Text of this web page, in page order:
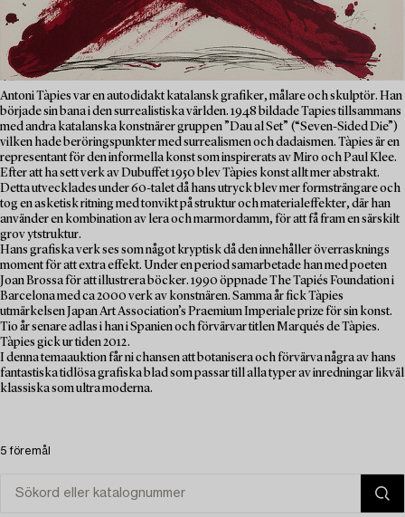
Antoni Tàpies var en autodidakt katalansk grafiker, målare och skulptör. Han
började sin bana i den surrealistiska världen. 1948 bildade Tapies tillsammans
med andra katalanska konstnärer gruppen ”Dau al Set” (“Seven-Sided Die”)
vilken hade beröringspunkter med surrealismen och dadaismen. Tàpies är en
representant för den informella konst som inspirerats av Miro och Paul Klee.
Efter att ha sett verk av Dubuffet 1950 blev Tàpies konst allt mer abstrakt.
Detta utvecklades under 60-talet då hans utryck blev mer formsträngare och
tog en asketisk ritning med tonvikt på struktur och materialeffekter, där han
använder en kombination av lera och marmordamm, för att få fram en särskilt
grov ytstruktur.
Hans grafiska verk ses som något kryptisk då den innehåller överrasknings
moment för att extra effekt. Under en period samarbetade han med poeten
Joan Brossa för att illustrera böcker. 1990 öppnade The Tapiés Foundation i
Barcelona med ca 2000 verk av konstnären. Samma år fick Tàpies
utmärkelsen Japan Art Association’s Praemium Imperiale prize för sin konst.
Tio år senare adlas i han i Spanien och förvärvar titlen Marqués de Tàpies.
Tàpies gick ur tiden 2012.
I denna temaauktion får ni chansen att botanisera och förvärva några av hans
fantastiska tidlösa grafiska blad som passar till alla typer av inredningar likväl
klassiska som ultra moderna.
5 föremål